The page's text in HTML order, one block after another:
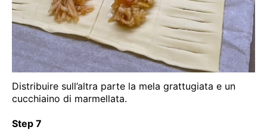
Distribuire sull’altra parte la mela grattugiata e un
cucchiaino di marmellata.
Step 7